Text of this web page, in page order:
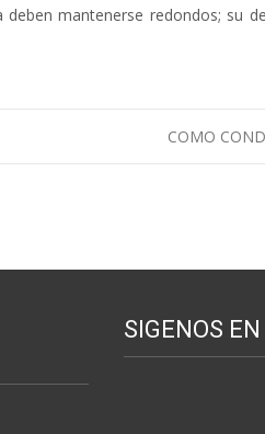
mantenerse redondos; su
COMO
SIGENOS